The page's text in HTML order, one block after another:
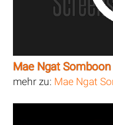
Mae Ngat
mehr zu: Mae Ngat